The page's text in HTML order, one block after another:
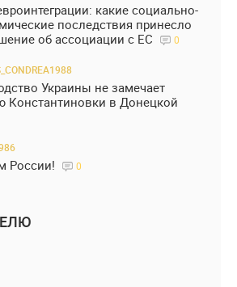
какие социально-
последствия принесло
об ассоциации с ЕС
0
Украины не замечает
Константиновки в Донецкой
России! 0